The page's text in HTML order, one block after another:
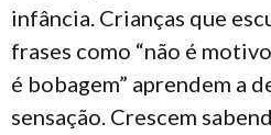
infância. Crianças que
frases como “não é
é bobagem” aprendem a
sensação. Crescem